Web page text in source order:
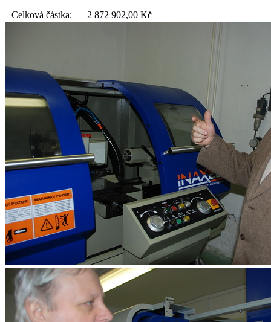
Celková částka: 2 872 902,00 Kč